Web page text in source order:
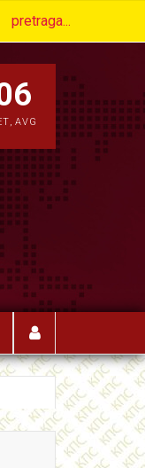
,AVG